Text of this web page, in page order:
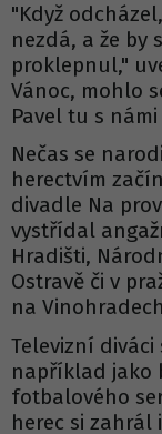
"Když
nezdá, a že by
proklepnul,"
Vánoc, mohlo
Pavel tu s
Nečas se
herectvím
divadle Na
vystřídal
Hradišti,
Ostravě či v
na
Televizní
například jako
fotbalového
herec si zahrál